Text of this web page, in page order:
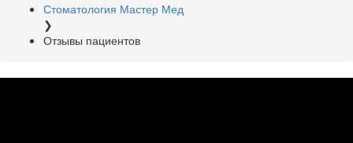
Стоматология Мастер Мед
❯
Отзывы пациентов